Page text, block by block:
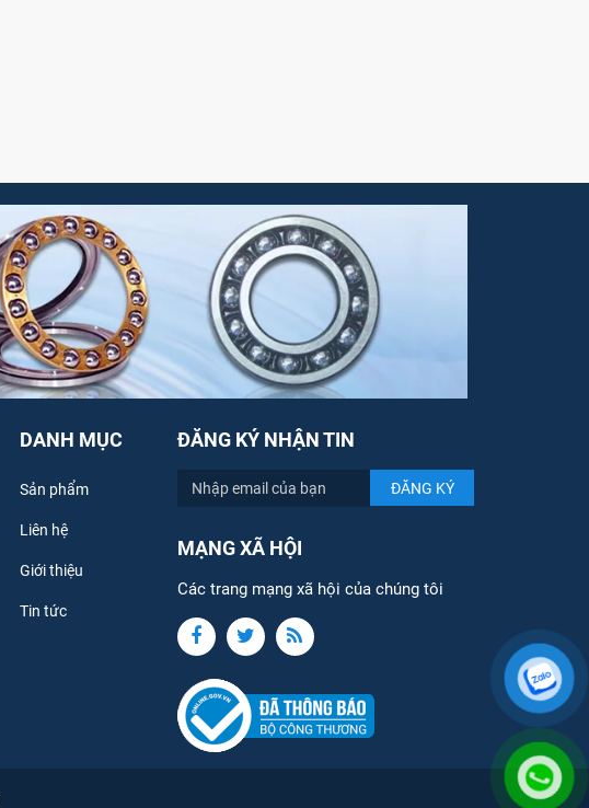
DANH MỤC
Sản phẩm
Liên hệ
Giới thiệu
Tin tức
ĐĂNG KÝ NHẬN TIN
MẠNG XÃ HỘI
Các trang mạng xã hội của chúng tôi